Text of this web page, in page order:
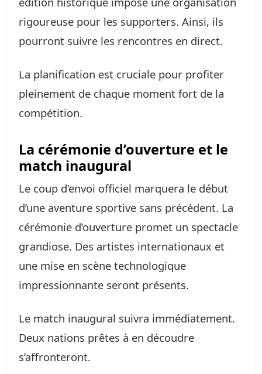
rigoureuse pour les supporters. Ainsi, ils
pourront suivre les rencontres en direct.
La planification est cruciale pour profiter
pleinement de chaque moment fort de la
compétition.
La cérémonie d’ouverture et le
match inaugural
Le coup d’envoi officiel marquera le début
d’une aventure sportive sans précédent. La
cérémonie d’ouverture promet un spectacle
grandiose. Des artistes internationaux et
une mise en scène technologique
impressionnante seront présents.
Le match inaugural suivra immédiatement.
Deux nations prêtes à en découdre
s’affronteront.